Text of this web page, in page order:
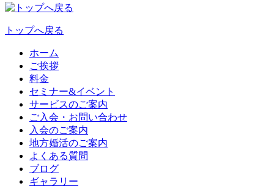
トップへ戻る
ホーム
ご挨拶
料金
セミナー&イベント
サービスのご案内
ご入会・お問い合わせ
入会のご案内
地方婚活のご案内
よくある質問
ブログ
ギャラリー